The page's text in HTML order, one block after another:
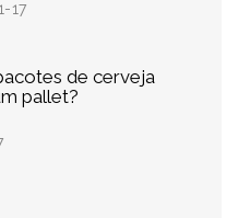
17
de cerveja
pallet?